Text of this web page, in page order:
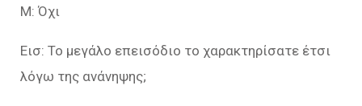
Μ: Όχι
Εισ: Το μεγάλο επεισόδιο το χαρακτηρίσατε έτσι
λόγω της ανάνηψης;